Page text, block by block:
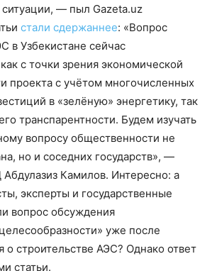
— пыл Gazeta.uz
стали сдержаннее: «Вопрос
в Узбекистане сейчас
с точки зрения экономической
проекта с учётом многочисленных
в «зелёную» энергетику, так
транспарентности. Будем изучать
вопросу общественности не
но и соседних государств», —
Камилов. Интересно: а
эксперты и государственные
вопрос обсуждения
уже после
о строительстве АЭС? Однако ответ
статьи.